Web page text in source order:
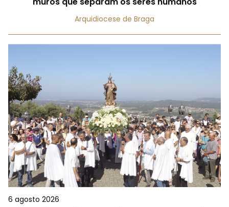
Arquidiocese de Braga
6 agosto 2026